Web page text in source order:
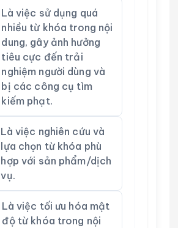
Là việc sử dụng quá
nhiều từ khóa trong nội
dung, gây ảnh hưởng
tiêu cực đến trải
nghiệm người dùng và
bị các công cụ tìm
kiếm phạt.
Là việc nghiên cứu và
lựa chọn từ khóa phù
hợp với sản phẩm/dịch
vụ.
Là việc tối ưu hóa mật
độ từ khóa trong nội